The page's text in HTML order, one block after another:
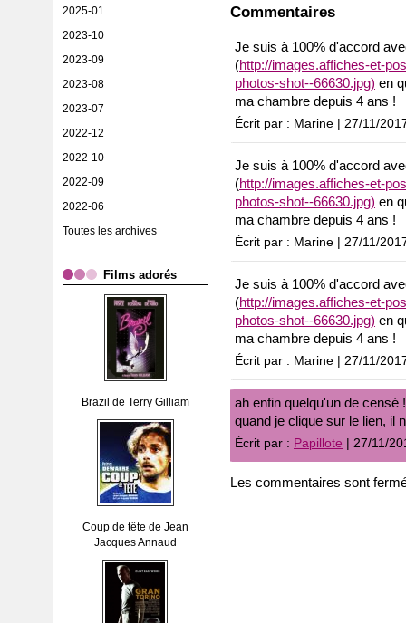
2025-01
2023-10
2023-09
2023-08
2023-07
2022-12
2022-10
2022-09
2022-06
Toutes les archives
Films adorés
Brazil de Terry Gilliam
Coup de tête de Jean
Jacques Annaud
Commentaires
Je suis à 100% d'accord
(http://images.affiches-et-
photos-shot--66630.jpg) en
ma chambre depuis 4 ans !
Écrit par : Marine | 27/11/
Je suis à 100% d'accord
(http://images.affiches-et-
photos-shot--66630.jpg) en
ma chambre depuis 4 ans !
Écrit par : Marine | 27/11/
Je suis à 100% d'accord
(http://images.affiches-et-
photos-shot--66630.jpg) en
ma chambre depuis 4 ans !
Écrit par : Marine | 27/11/
ah enfin quelqu'un de censé !
quand je clique sur le lien, il
Écrit par : Papillote | 27/11/
Les commentaires sont